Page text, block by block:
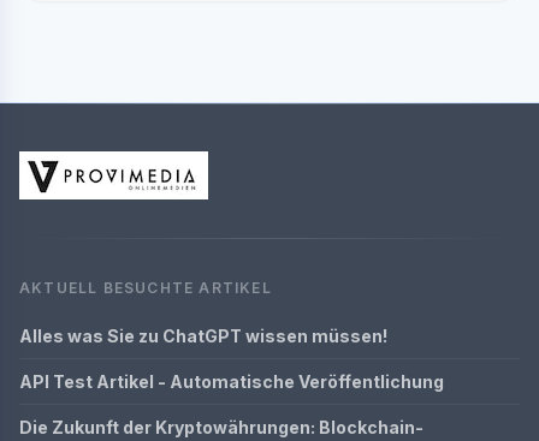
AKTUELL BESUCHTE ARTIKEL
Alles was Sie zu ChatGPT wissen müssen!
API Test Artikel - Automatische Veröffentlichung
Die Zukunft der Kryptowährungen: Blockchain-